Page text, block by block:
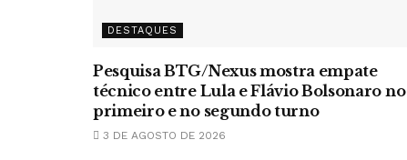
DESTAQUES
Pesquisa BTG/Nexus mostra empate
técnico entre Lula e Flávio Bolsonaro no
primeiro e no segundo turno
3 DE AGOSTO DE 2026